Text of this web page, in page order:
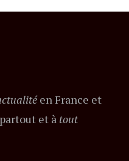
en France et
et à tout